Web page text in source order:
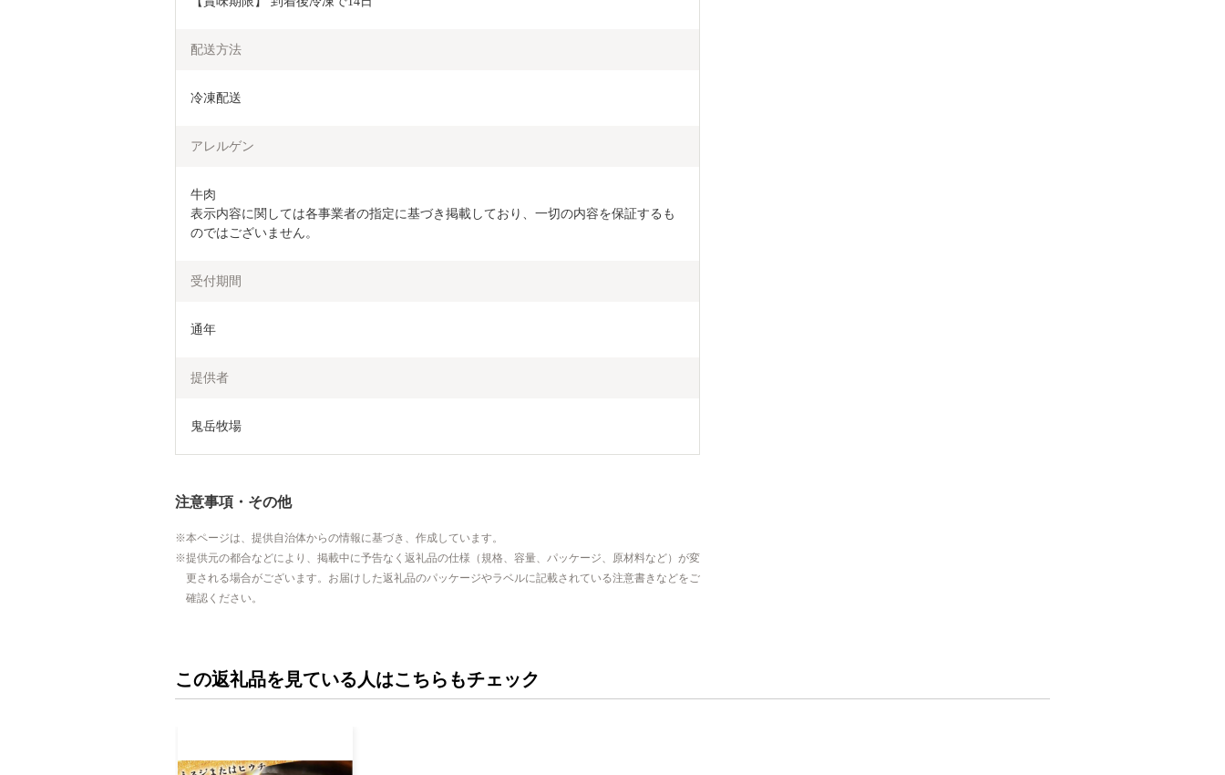
配送方法
冷凍配送
アレルゲン
牛肉
表示内容に関しては各事業者の指定に基づき掲載しており、一切の内容を保証するも
のではございません。
受付期間
通年
提供者
鬼岳牧場
注意事項・その他
本ページは、提供自治体からの情報に基づき、作成しています。
提供元の都合などにより、掲載中に予告なく返礼品の仕様（規格、容量、パッケージ、原材料など）が変
更される場合がございます。お届けした返礼品のパッケージやラベルに記載されている注意書きなどをご
確認ください。
この返礼品を見ている人はこちらもチェック